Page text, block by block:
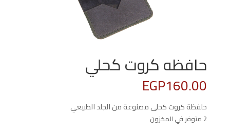
حافظه كروت كحلي
EGP160.00
حلفظة كروت كحلى مصنوعة من الجلد الطبيعي
2 متوفر في المخزون